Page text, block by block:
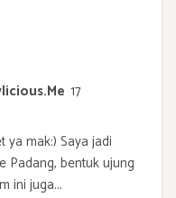
17
ya mak:) Saya jadi
Padang, bentuk ujung
ini juga...